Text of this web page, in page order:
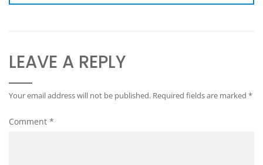
LEAVE A REPLY
Your email address will not be published. Required fields are marked *
Comment *